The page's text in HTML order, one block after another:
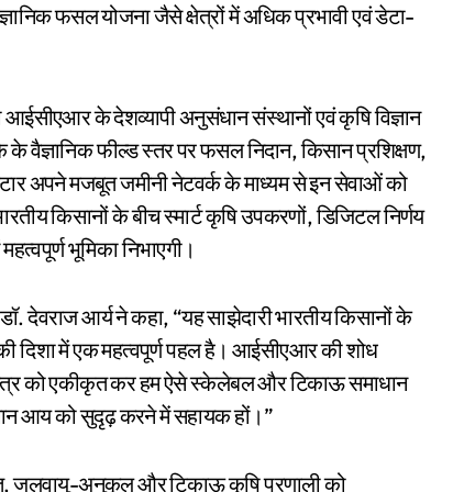
फसल योजना जैसे क्षेत्रों में अधिक प्रभावी एवं डेटा-
के देशव्यापी अनुसंधान संस्थानों एवं कृषि विज्ञान
वैज्ञानिक फील्ड स्तर पर फसल निदान, किसान प्रशिक्षण,
अपने मजबूत जमीनी नेटवर्क के माध्यम से इन सेवाओं को
किसानों के बीच स्मार्ट कृषि उपकरणों, डिजिटल निर्णय
भूमिका निभाएगी।
देवराज आर्य ने कहा, “यह साझेदारी भारतीय किसानों के
दिशा में एक महत्वपूर्ण पहल है। आईसीएआर की शोध
तंत्र को एकीकृत कर हम ऐसे स्केलेबल और टिकाऊ समाधान
आय को सुदृढ़ करने में सहायक हों।”
जलवायु-अनुकूल और टिकाऊ कृषि प्रणाली को